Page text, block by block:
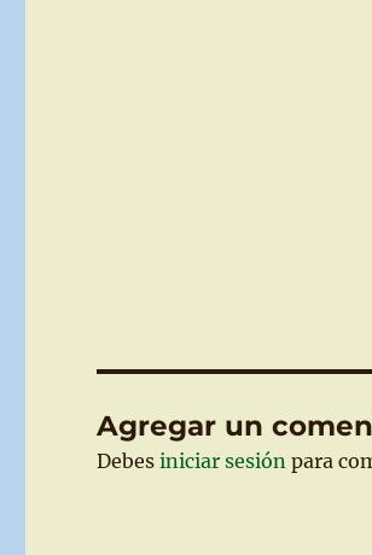
Agregar un
Debesiniciar sesión para